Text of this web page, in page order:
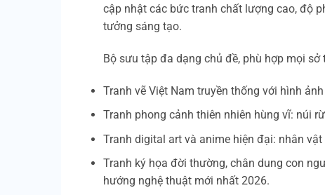
cập nhật các bức tranh chất lượng cao, độ
tưởng sáng tạo.
Bộ sưu tập đa dạng chủ đề, phù hợp mọi sở
Tranh vẽ Việt Nam truyền thống với hình
Tranh phong cảnh thiên nhiên hùng vĩ: núi
Tranh digital art và anime hiện đại: nhân
Tranh ký họa đời thường, chân dung con
hướng nghệ thuật mới nhất 2026.